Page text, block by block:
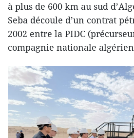
à plus de 600 km au sud
Seba découle d’un contrat
2002 entre la PIDC
compagnie nationale